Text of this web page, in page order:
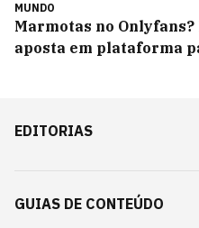
MUNDO
Marmotas no Onlyfans?
aposta em plataforma
EDITORIAS
GUIAS DE CONTEÚDO